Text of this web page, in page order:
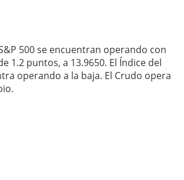
500 se encuentran operando con
1.2 puntos, a 13.9650. El Índice del
operando a la baja. El Crudo opera